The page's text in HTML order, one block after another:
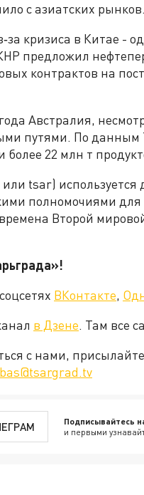
с азиатских рынков.
кризиса в Китае -
предложил
контрактов на
Австралия,
путями. По данным
более 22 млн т
tsar)
полномочиями
Второй
ВКонтакте,
в Дзене. Там все
с нами,
Подписывайтесь
и первыми